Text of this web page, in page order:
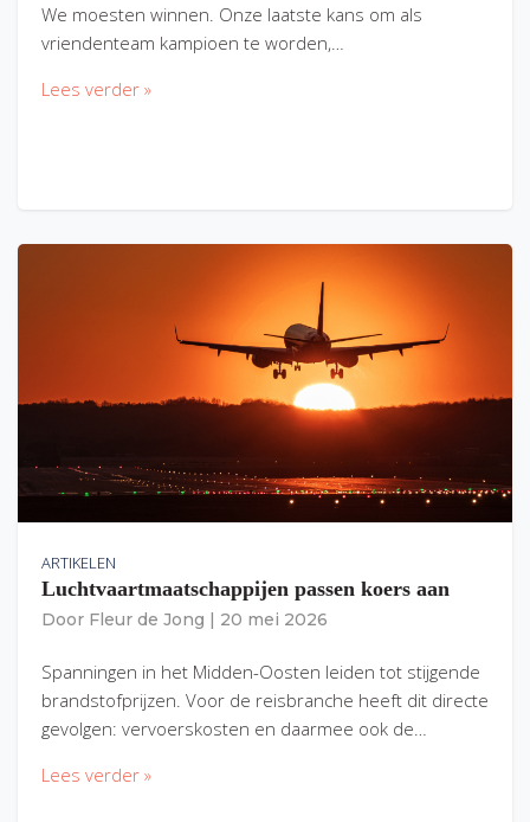
We moesten winnen. Onze laatste kans om als
vriendenteam kampioen te worden,…
Lees verder »
ARTIKELEN
Luchtvaartmaatschappijen passen koers aan
Door Fleur de Jong 20 mei 2026
Spanningen in het Midden-Oosten leiden tot stijgende
brandstofprijzen. Voor de reisbranche heeft dit directe
gevolgen: vervoerskosten en daarmee ook de…
Lees verder »